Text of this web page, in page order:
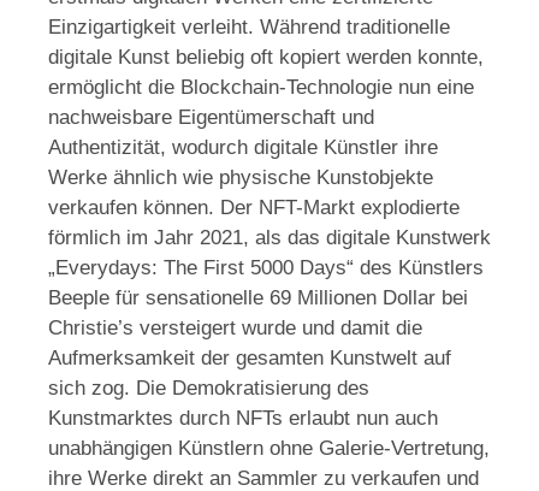
Einzigartigkeit verleiht. Während traditionelle
digitale Kunst beliebig oft kopiert werden konnte,
ermöglicht die Blockchain-Technologie nun eine
nachweisbare Eigentümerschaft und
Authentizität, wodurch digitale Künstler ihre
Werke ähnlich wie physische Kunstobjekte
verkaufen können. Der NFT-Markt explodierte
förmlich im Jahr 2021, als das digitale Kunstwerk
„Everydays: The First 5000 Days“ des Künstlers
Beeple für sensationelle 69 Millionen Dollar bei
Christie’s versteigert wurde und damit die
Aufmerksamkeit der gesamten Kunstwelt auf
sich zog. Die Demokratisierung des
Kunstmarktes durch NFTs erlaubt nun auch
unabhängigen Künstlern ohne Galerie-Vertretung,
ihre Werke direkt an Sammler zu verkaufen und